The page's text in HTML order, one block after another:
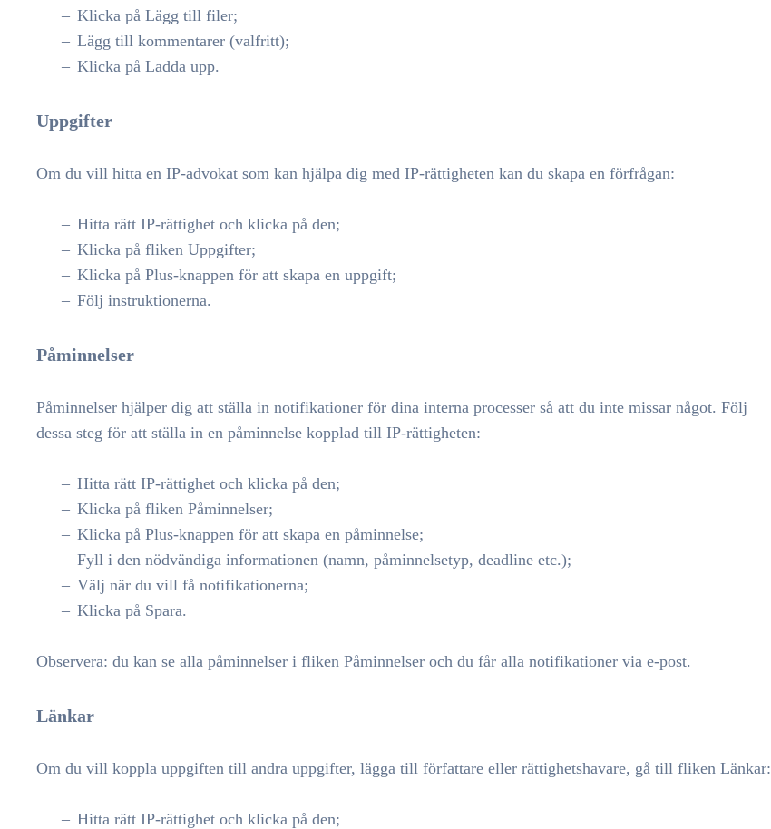
Klicka på Lägg till filer;
Lägg till kommentarer (valfritt);
Klicka på Ladda upp.
Uppgifter
Om du vill hitta en IP-advokat som kan hjälpa dig med IP-rättigheten kan du skapa en förfrågan:
Hitta rätt IP-rättighet och klicka på den;
Klicka på fliken Uppgifter;
Klicka på Plus-knappen för att skapa en uppgift;
Följ instruktionerna.
Påminnelser
Påminnelser hjälper dig att ställa in notifikationer för dina interna processer så att du inte missar något. Följ
dessa steg för att ställa in en påminnelse kopplad till IP-rättigheten:
Hitta rätt IP-rättighet och klicka på den;
Klicka på fliken Påminnelser;
Klicka på Plus-knappen för att skapa en påminnelse;
Fyll i den nödvändiga informationen (namn, påminnelsetyp, deadline etc.);
Välj när du vill få notifikationerna;
Klicka på Spara.
Observera: du kan se alla påminnelser i fliken Påminnelser och du får alla notifikationer via e-post.
Länkar
Om du vill koppla uppgiften till andra uppgifter, lägga till författare eller rättighetshavare, gå till fliken Länkar:
Hitta rätt IP-rättighet och klicka på den;